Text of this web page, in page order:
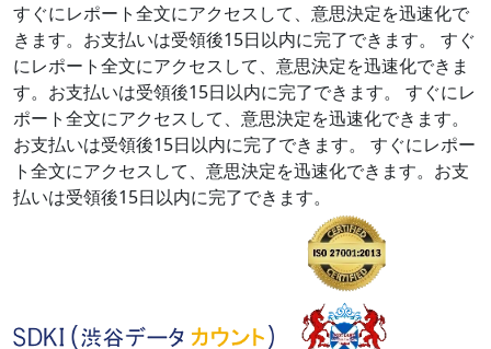
すぐにレポート全文にアクセスして、意思決定を迅速化で
きます。お支払いは受領後15日以内に完了できます。
すぐ
にレポート全文にアクセスして、意思決定を迅速化できま
す。お支払いは受領後15日以内に完了できます。
すぐにレ
ポート全文にアクセスして、意思決定を迅速化できます。
お支払いは受領後15日以内に完了できます。
すぐにレポー
ト全文にアクセスして、意思決定を迅速化できます。お支
払いは受領後15日以内に完了できます。